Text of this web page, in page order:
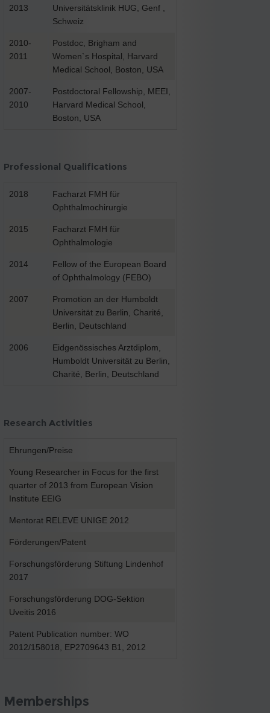
2013
Universitätsklinik HUG, Genf ,
Schweiz
2010-
2011
Postdoc, Brigham and
Women`s Hospital, Harvard
Medical School, Boston, USA
2007-
2010
Postdoctoral Fellowship, MEEI,
Harvard Medical School,
Boston, USA
Professional Qualifications
2018
Facharzt FMH für
Ophthalmochirurgie
2015
Facharzt FMH für
Ophthalmologie
2014
Fellow of the European Board
of Ophthalmology (FEBO)
2007
Promotion an der Humboldt
Universität zu Berlin, Charité,
Berlin, Deutschland
2006
Eidgenössisches Arztdiplom,
Humboldt Universität zu Berlin,
Charité, Berlin, Deutschland
Research Activities
Ehrungen/Preise
Young Researcher in Focus for the first
quarter of 2013 from European Vision
Institute EEIG
Mentorat RELEVE UNIGE 2012
Förderungen/Patent
Forschungsförderung Stiftung Lindenhof
2017
Forschungsförderung DOG-Sektion
Uveitis 2016
Patent Publication number: WO
2012/158018, EP2709643 B1, 2012
Memberships